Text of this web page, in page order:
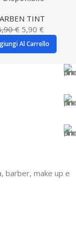
TINT
€ 5,90 €
Al Carrello
barber, make up e